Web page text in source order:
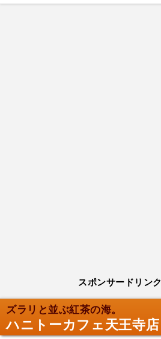
スポンサードリンク
ズラリと並ぶ紅茶の海。
ハニトーカフェ天王寺店